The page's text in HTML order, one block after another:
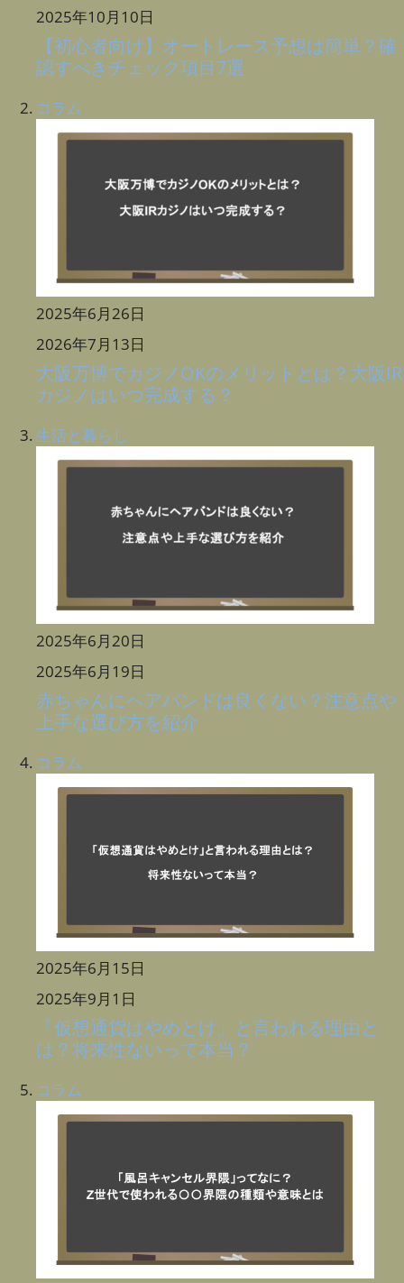
2025年10月10日
【初心者向け】オートレース予想は簡単？確
認すべきチェック項目7選
コラム
2025年6月26日
2026年7月13日
大阪万博でカジノOKのメリットとは？大阪IR
カジノはいつ完成する？
生活と暮らし
2025年6月20日
2025年6月19日
赤ちゃんにヘアバンドは良くない？注意点や
上手な選び方を紹介
コラム
2025年6月15日
2025年9月1日
「仮想通貨はやめとけ」と言われる理由と
は？将来性ないって本当？
コラム